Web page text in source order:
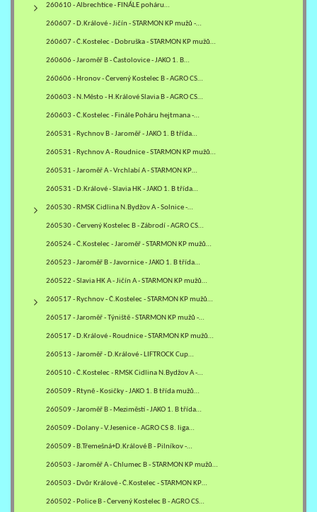
260610 - Albrechtice - FINÁLE poháru…
260607 - D.Králové - Jičín - STARMON KP mužů -…
260607 - Č.Kostelec - Dobruška - STARMON KP mužů…
260606 - Jaroměř B - Častolovice - JAKO 1. B…
260606 - Hronov - Červený Kostelec B - AGRO CS…
260603 - N.Město - H.Králové Slavia B - AGRO CS…
260603 - Č.Kostelec - Finále Poháru hejtmana -…
260531 - Rychnov B - Jaroměř - JAKO 1. B třída…
260531 - Rychnov A - Roudnice - STARMON KP mužů…
260531 - Jaroměř A - Vrchlabí A - STARMON KP…
260531 - D.Králové - Slavia HK - JAKO 1. B třída…
260530 - RMSK Cidlina N.Bydžov A - Solnice -…
260530 - Červený Kostelec B - Zábrodí - AGRO CS…
260524 - Č.Kostelec - Jaroměř - STARMON KP mužů…
260523 - Jaroměř B - Javornice - JAKO 1. B třída…
260522 - Slavia HK A - Jičín A - STARMON KP mužů…
260517 - Rychnov - Č.Kostelec - STARMON KP mužů…
260517 - Jaroměř - Týniště - STARMON KP mužů -…
260517 - D.Králové - Roudnice - STARMON KP mužů…
260513 - Jaroměř - D.Králové - LIFTROCK Cup…
260510 - Č.Kostelec - RMSK Cidlina N.Bydžov A -…
260509 - Rtyně - Kosičky - JAKO 1. B třída mužů…
260509 - Jaroměř B - Meziměstí - JAKO 1. B třída…
260509 - Dolany - V.Jesenice - AGRO CS 8. liga…
260509 - B.Třemešná+D.Králové B - Pilníkov -…
260503 - Jaroměř A - Chlumec B - STARMON KP mužů…
260503 - Dvůr Králové - Č.Kostelec - STARMON KP…
260502 - Police B - Červený Kostelec B - AGRO CS…